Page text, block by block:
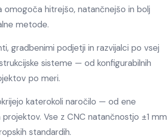
omogoča hitrejšo, natančnejšo in bolj
metode.
gradbenimi podjetji in razvijalci po vsej
sisteme — od konfigurabilnih
po meri.
katerokoli naročilo — od ene
Vse z CNC natančnostjo ±1 mm
standardih.